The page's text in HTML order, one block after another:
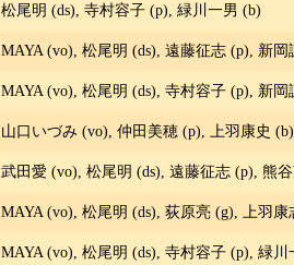
松尾明 (ds), 寺村容子 (p), 緑川一男 (b)
MAYA (vo), 松尾明 (ds), 遠藤征志 (p), 新岡
MAYA (vo), 松尾明 (ds), 寺村容子 (p), 新岡
山口いづみ (vo), 仲田美穂 (p), 上羽康史
武田愛 (vo), 松尾明 (ds), 遠藤征志 (p), 熊
MAYA (vo), 松尾明 (ds), 荻原亮 (g), 上羽康
MAYA (vo), 松尾明 (ds), 寺村容子 (p), 緑川